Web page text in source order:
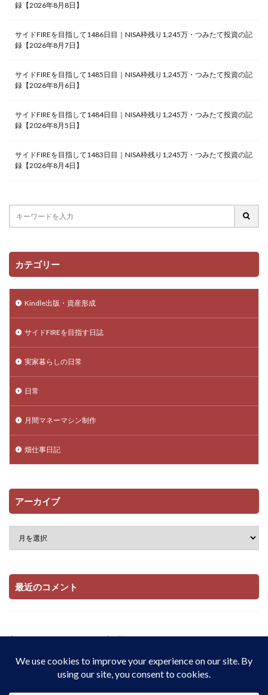
録【2026年8月8日】
サイドFIREを目指して1486日目｜NISA枠残り1,245万・つみたて投資の記
録【2026年8月7日】
サイドFIREを目指して1485日目｜NISA枠残り1,245万・つみたて投資の記
録【2026年8月6日】
サイドFIREを目指して1484日目｜NISA枠残り1,245万・つみたて投資の記
録【2026年8月5日】
サイドFIREを目指して1483日目｜NISA枠残り1,245万・つみたて投資の記
録【2026年8月4日】
カテゴリー
Kindle出版・資産形成
サイドFIREを目指す日誌
実家暮らしの日常
日常
月間マネーマシン制作
畑仕事日記
アーカイブ
最近のコメント
当サイトはAmazonアソシエイト・プログラムおよび